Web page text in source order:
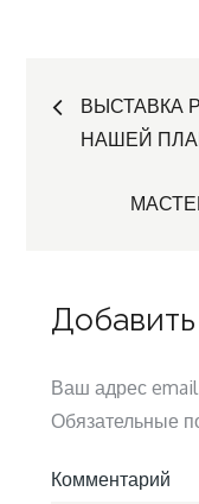
ВЫСТАВКА
НАШЕЙ
Ваш адрес email
Обязательные
Комментарий